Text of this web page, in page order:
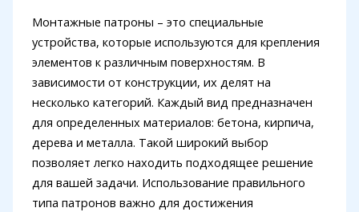
Монтажные патроны – это специальные
устройства, которые используются для крепления
элементов к различным поверхностям. В
зависимости от конструкции, их делят на
несколько категорий. Каждый вид предназначен
для определенных материалов: бетона, кирпича,
дерева и металла. Такой широкий выбор
позволяет легко находить подходящее решение
для вашей задачи. Использование правильного
типа патронов важно для достижения